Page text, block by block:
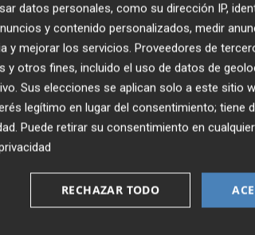
después de los anuncios realizados
del alquiler continúan aumentando
para jóvenes que no llegan y
de la ciudadanía no pueden seguir
no se materializan”, ha
torno a la denominada prioridad
ideológica para intentar obtener rédito
de prioridad nacional que planteó
PP y Vox intentan ahora atribuirse
datos personales, como su dirección IP,
y contenido personalizados, medir
y mejorar los servicios. Proveedores de
y otros fines, incluido el uso de datos de
Sus elecciones se aplican solo a este sitio
legítimo en lugar del consentimiento; tiene
. Puede retirar su consentimiento en
RECHAZAR TODO